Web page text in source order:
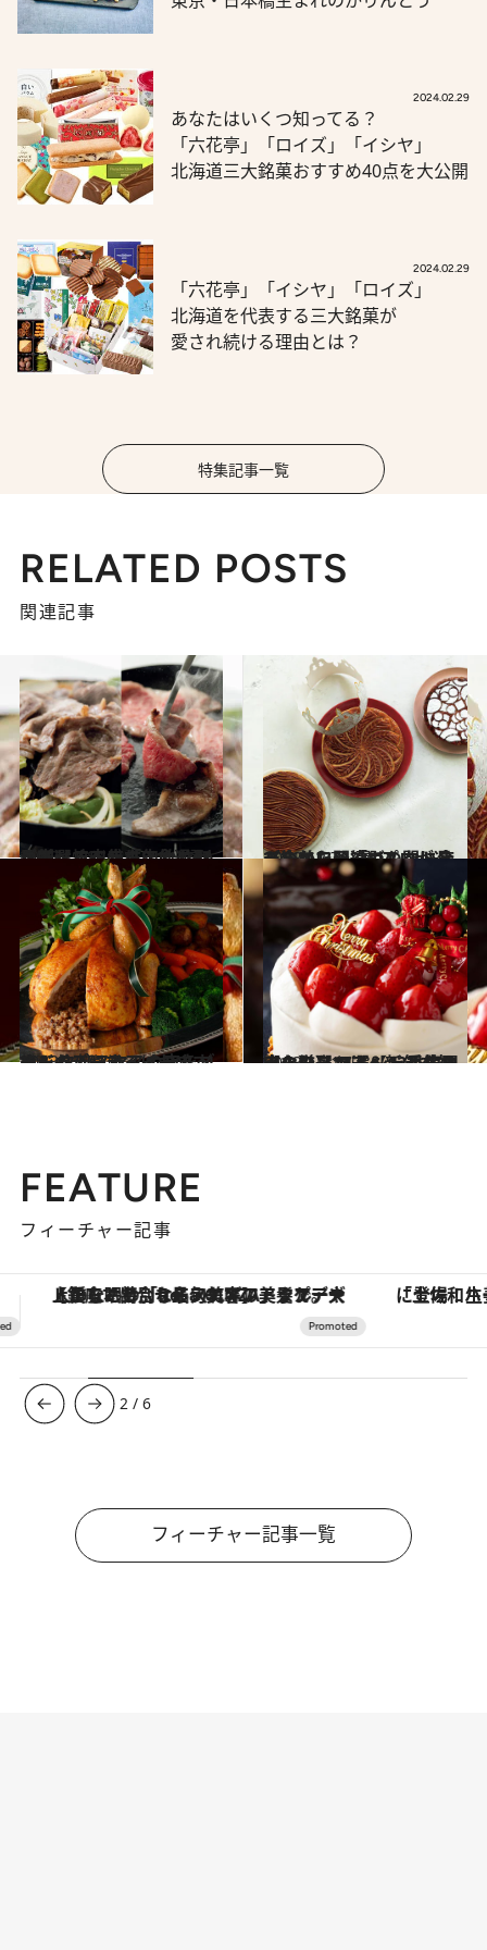
2024.02.29
あなたはいくつ知ってる？
「六花亭」「ロイズ」「イシヤ」
北海道三大銘菓おすすめ40点を大公開
2024.02.29
「六花亭」「イシヤ」「ロイズ」
北海道を代表する三大銘菓が
愛され続ける理由とは？
特集記事一覧
RELATED POSTS
関連記事
2023.12.8
馬刺し、ジンギスカンセット、焼肉盛り…食通4人が厳選する年末年始に取り寄せるべき「肉」4選
グルメ 2023.12.7
〈今から予約でも間に合う〉美しい「ガレット・デ・ロワ」3選 プロが選び抜いた間違いのない店
グルメ
2023.12.5
ホームパーティにおすすめ！ クリスマスの夜をゴージャスにする ホテルメイドのデリ＆スイーツ
旅＆お出かけ 2023.11.12
【クリスマス＆新年を祝うなら】 スペシャルなホテルのフェアへ！ 季節限定の厳選14選【12月末まで！】
旅＆お出かけ
FEATURE
フィーチャー記事
「土佐和ハーブかき氷」がOMO7高知に登場！生姜、山椒、大葉など目にも舌にも涼を呼ぶ郷土の味
3 /6
フィーチャー記事一覧